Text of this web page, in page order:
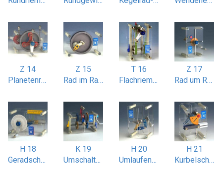
Z 14
Planetenradgetriebe
Z 15
Rad im Rad Bewegung (Hypozykloide)
T 16
Flachriemenantrieb gekreuzt
Z 17
Rad um Rad Bewegung
H 18
Geradschubkurbel (Kolbenmotor)
K 19
Umschalt-Konuskupplung
H 20
Umlaufende Doppelkurbel
H 21
Kurbelschwinge mit Zahnstange / sektor